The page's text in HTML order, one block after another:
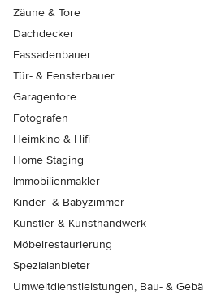
Zäune & Tore
Dachdecker
Fassadenbauer
Tür- & Fensterbauer
Garagentore
Fotografen
Heimkino & Hifi
Home Staging
Immobilienmakler
Kinder- & Babyzimmer
Künstler & Kunsthandwerk
Möbelrestaurierung
Spezialanbieter
Umweltdienstleistungen, Bau- &